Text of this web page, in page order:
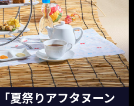
夏祭りアフタヌーン